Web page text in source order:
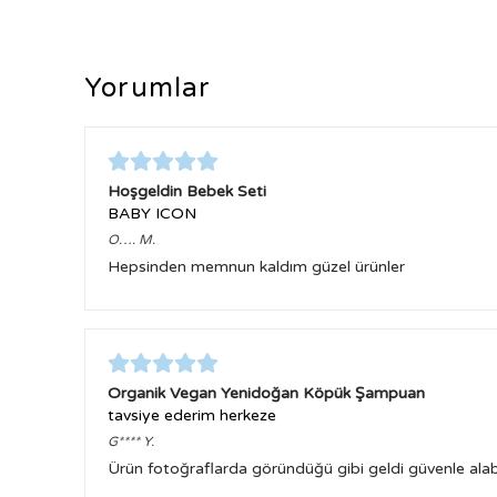
Yorumlar
Hoşgeldin Bebek Seti
BABY ICON
O…. M.
Hepsinden memnun kaldım güzel ürünler
Organik Vegan Yenidoğan Köpük Şampuan
tavsiye ederim herkeze
G**** Y.
Ürün fotoğraflarda göründüğü gibi geldi güvenle